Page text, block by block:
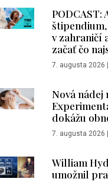
PODCAST:
v zahraničí
začať čo
7. augusta 2026 |
Nová nádej
dokážu
7. augusta 2026 |
William
umožnil